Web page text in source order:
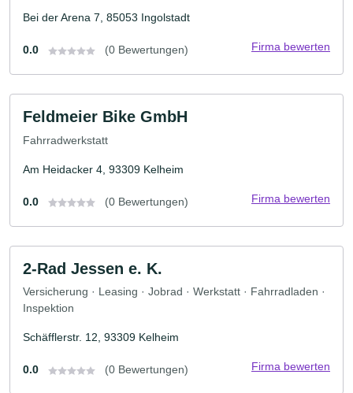
Bei der Arena 7, 85053 Ingolstadt
0.0 (0 Bewertungen) Firma bewerten
Feldmeier Bike GmbH
Fahrradwerkstatt
Am Heidacker 4, 93309 Kelheim
0.0 (0 Bewertungen) Firma bewerten
2-Rad Jessen e. K.
Versicherung · Leasing · Jobrad · Werkstatt · Fahrradladen ·
Inspektion
Schäfflerstr. 12, 93309 Kelheim
0.0 (0 Bewertungen) Firma bewerten